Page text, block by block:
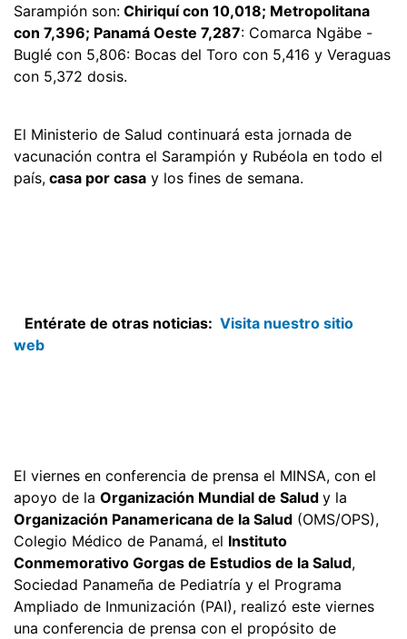
Sarampión son: Chiriquí con 10,018; Metropolitana
con 7,396; Panamá Oeste 7,287: Comarca Ngäbe -
Buglé con 5,806: Bocas del Toro con 5,416 y Veraguas
con 5,372 dosis.
El Ministerio de Salud continuará esta jornada de
vacunación contra el Sarampión y Rubéola en todo el
país, casa por casa y los fines de semana.
Entérate de otras noticias: Visita nuestro sitio
web
El viernes en conferencia de prensa el MINSA, con el
apoyo de la Organización Mundial de Salud y la
Organización Panamericana de la Salud (OMS/OPS),
Colegio Médico de Panamá, el Instituto
Conmemorativo Gorgas de Estudios de la Salud,
Sociedad Panameña de Pediatría y el Programa
Ampliado de Inmunización (PAI), realizó este viernes
una conferencia de prensa con el propósito de